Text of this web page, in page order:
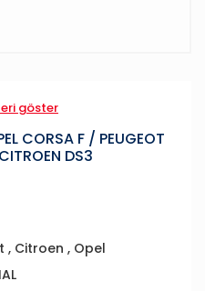
göster
CORSA F / PEUGEOT
DS3
, Citroen , Opel